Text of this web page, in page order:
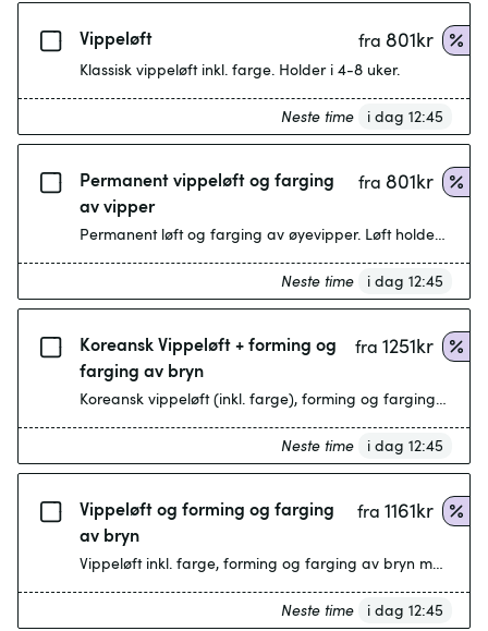
Vippeløft fra 801kr
Klassisk vippeløft inkl. farge. Holder i 4-8 uker.
Neste time i dag 12:45
Permanent vippeløft og farging
av vipper
fra 801kr
Permanent løft og farging av øyevipper. Løft holder ca. 4-
Neste time i dag 12:45
Koreansk Vippeløft + forming og
farging av bryn
fra 1251kr
Koreansk vippeløft (inkl. farge), forming og farging av
Neste time i dag 12:45
Vippeløft og forming og farging
av bryn
fra 1161kr
Vippeløft inkl. farge, forming og farging av bryn med
Neste time i dag 12:45